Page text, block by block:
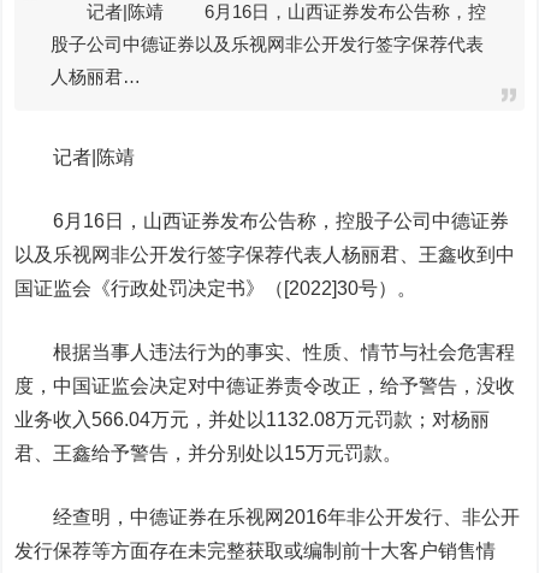
记者|陈靖 6月16日，山西证券发布公告称，控
股子公司中德证券以及乐视网非公开发行签字保荐代表
人杨丽君…
记者|陈靖
6月16日， 山西证券发布公告称，控股子公司中德证券
以及乐视网非公开发行签字保荐代表人杨丽君、王鑫收到中
国证监会《行政处罚决定书》（[2022]30号）。
根据当事人违法行为的事实、性质、情节与社会危害程
度，中国证监会决定对中德证券责令改正，给予警告，没收
业务收入566.04万元，并处以1132.08万元罚款；对杨丽
君、王鑫给予警告，并分别处以15万元罚款。
经查明，中德证券在乐视网2016年非公开发行、非公开
发行保荐等方面存在未完整获取或编制前十大客户销售情